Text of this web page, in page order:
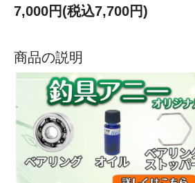
7,000円(税込7,700円)
商品の説明